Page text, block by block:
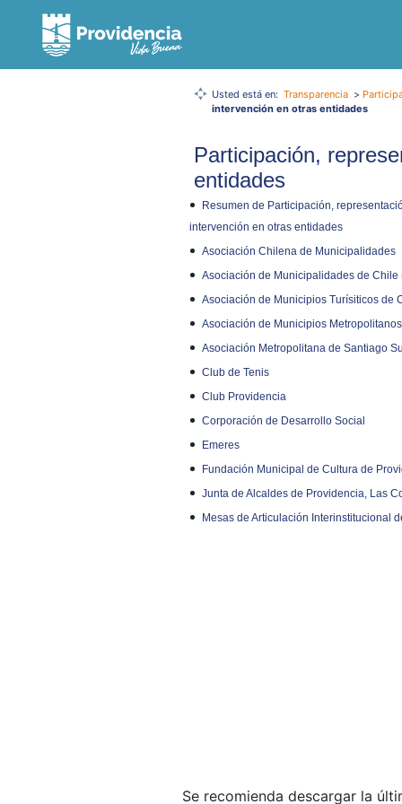
Usted está en: Transparencia >
intervención en otras entidades
Participación,
entidades
Resumen de Participación,
intervención en otras entidades
Asociación Chilena de Municipalidades
Asociación de Municipalidades de Chile
Asociación de Municipios Turísiticos de
Asociación de Municipios
Asociación Metropolitana de Santiago
Club de Tenis
Club Providencia
Corporación de Desarrollo Social
Emeres
Fundación Municipal de Cultura de
Junta de Alcaldes de Providencia, Las
Mesas de Articulación Interinstitucional
Se recomienda descargar la